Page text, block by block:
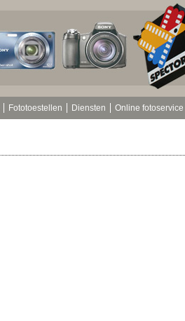
Fototoestellen Diensten Online fotoservice